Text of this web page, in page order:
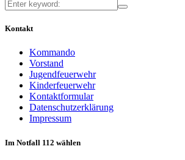
Kontakt
Kommando
Vorstand
Jugendfeuerwehr
Kinderfeuerwehr
Kontaktformular
Datenschutzerklärung
Impressum
Im Notfall 112 wählen